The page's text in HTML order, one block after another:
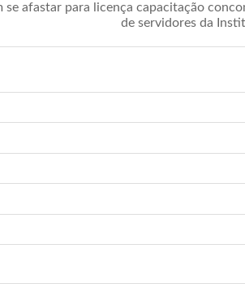
afastar para licença capacitação
de servidores da